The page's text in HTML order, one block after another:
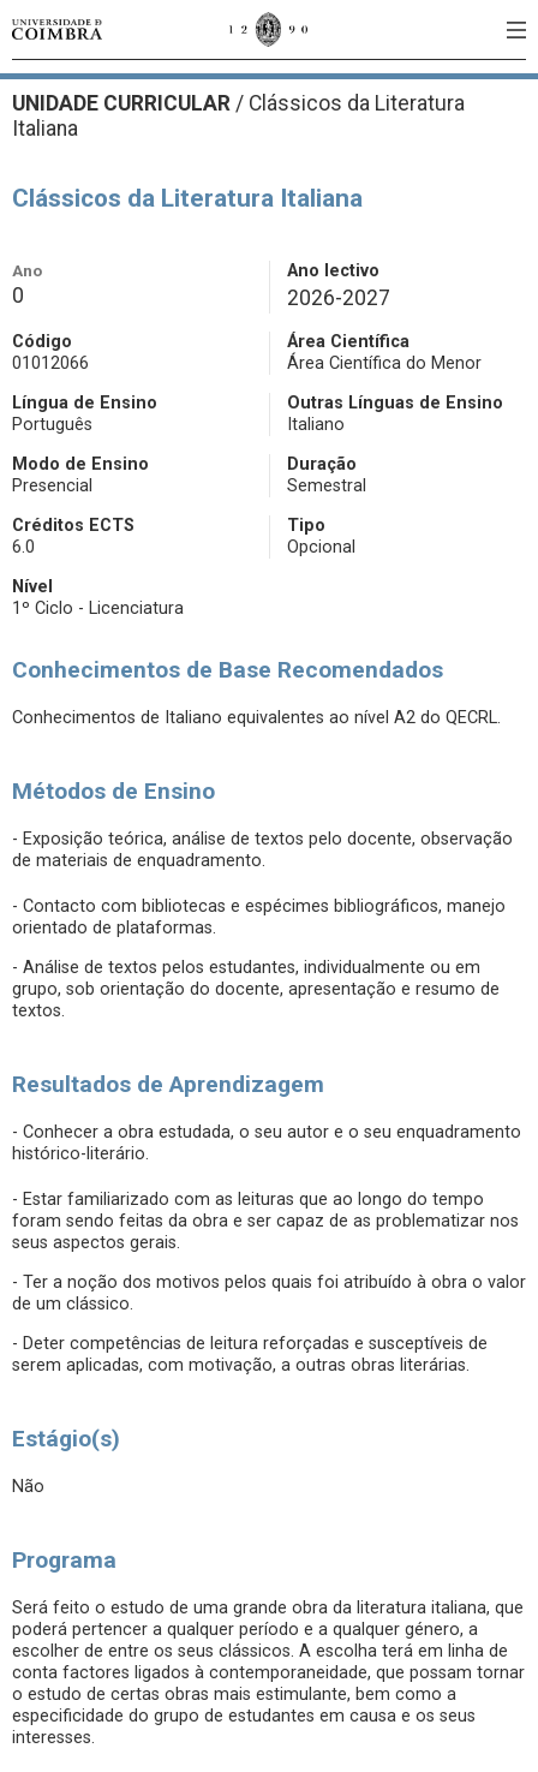
UNIDADE CURRICULAR / Clássicos da Literatura
Italiana
Clássicos da Literatura Italiana
Ano
0
Ano lectivo
2026-2027
Código
01012066
Área Científica
Área Científica do Menor
Língua de Ensino
Português
Outras Línguas de Ensino
Italiano
Modo de Ensino
Presencial
Duração
Semestral
Créditos ECTS
6.0
Tipo
Opcional
Nível
1º Ciclo - Licenciatura
Conhecimentos de Base Recomendados
Conhecimentos de Italiano equivalentes ao nível A2 do QECRL.
Métodos de Ensino
- Exposição teórica, análise de textos pelo docente, observação
de materiais de enquadramento.
- Contacto com bibliotecas e espécimes bibliográficos, manejo
orientado de plataformas.
- Análise de textos pelos estudantes, individualmente ou em
grupo, sob orientação do docente, apresentação e resumo de
textos.
Resultados de Aprendizagem
- Conhecer a obra estudada, o seu autor e o seu enquadramento
histórico-literário.
- Estar familiarizado com as leituras que ao longo do tempo
foram sendo feitas da obra e ser capaz de as problematizar nos
seus aspectos gerais.
- Ter a noção dos motivos pelos quais foi atribuído à obra o valor
de um clássico.
- Deter competências de leitura reforçadas e susceptíveis de
serem aplicadas, com motivação, a outras obras literárias.
Estágio(s)
Não
Programa
Será feito o estudo de uma grande obra da literatura italiana, que
poderá pertencer a qualquer período e a qualquer género, a
escolher de entre os seus clássicos. A escolha terá em linha de
conta factores ligados à contemporaneidade, que possam tornar
o estudo de certas obras mais estimulante, bem como a
especificidade do grupo de estudantes em causa e os seus
interesses.